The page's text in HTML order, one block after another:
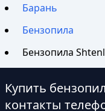
Барань
Бензопила
Бензопила
Купить
контакты